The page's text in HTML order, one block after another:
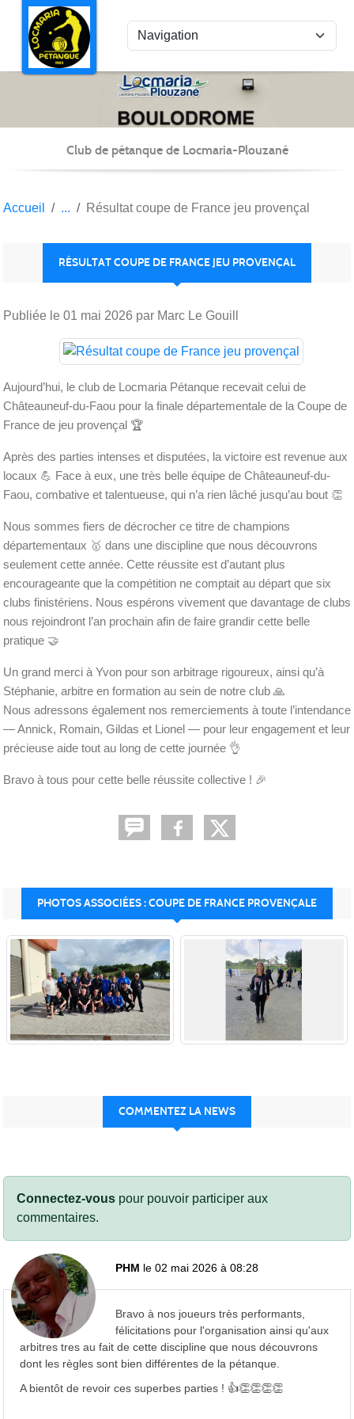
Club de pétanque de Locmaria-Plouzané
Accueil Résultat coupe de France jeu provençal
RÉSULTAT COUPE DE FRANCE JEU PROVENÇAL
Publiée le 01 mai 2026 par Marc Le Gouill
Aujourd’hui, le club de Locmaria Pétanque recevait celui de
Châteauneuf-du-Faou pour la finale départementale de la Coupe de
France de jeu provençal 🏆
Après des parties intenses et disputées, la victoire est revenue aux
locaux 💪 Face à eux, une très belle équipe de Châteauneuf-du-
Faou, combative et talentueuse, qui n’a rien lâché jusqu’au bout 👏
Nous sommes fiers de décrocher ce titre de champions
départementaux 🥇 dans une discipline que nous découvrons
seulement cette année. Cette réussite est d’autant plus
encourageante que la compétition ne comptait au départ que six
clubs finistériens. Nous espérons vivement que davantage de clubs
nous rejoindront l’an prochain afin de faire grandir cette belle
pratique 🤝
Un grand merci à Yvon pour son arbitrage rigoureux, ainsi qu’à
Stéphanie, arbitre en formation au sein de notre club 🙏
Nous adressons également nos remerciements à toute l’intendance
— Annick, Romain, Gildas et Lionel — pour leur engagement et leur
précieuse aide tout au long de cette journée 👌
Bravo à tous pour cette belle réussite collective ! 🎉
PHOTOS ASSOCIÉES : COUPE DE FRANCE PROVENÇALE
COMMENTEZ LA NEWS
Connectez-vous pour pouvoir participer aux
commentaires.
PHM le 02 mai 2026 à 08:28
Bravo à nos joueurs très performants,
félicitations pour l'organisation ainsi qu'aux
arbitres tres au fait de cette discipline que nous découvrons
dont les règles sont bien différentes de la pétanque.
A bientôt de revoir ces superbes parties ! 👍👏👏👏👏
Panneau de gestion des cookies